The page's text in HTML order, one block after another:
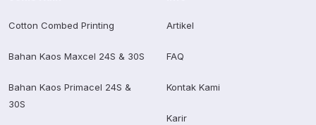
Cotton Combed Printing
Bahan Kaos Maxcel 24S & 30S
Bahan Kaos Primacel 24S &
30S
Artikel
FAQ
Kontak Kami
Karir